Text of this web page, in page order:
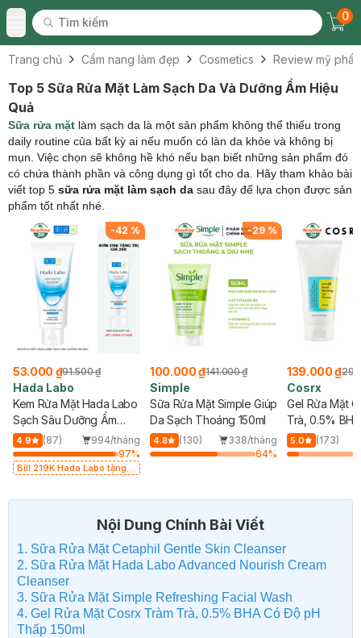
Toggle Menu
Tìm kiếm
Tìm kiếm
0
Trang chủ Cẩm nang làm đẹp Cosmetics Review mỹ
Top 5 Sữa Rửa Mặt Làm Sạch Da Và Dưỡng Ẩm Hiệu
Quả
Sữa rửa mặt làm sạch da là một sản phẩm không thể thiếu trong
daily routine của bất kỳ ai nếu muốn có làn da khỏe và không bị
mụn. Việc chọn sẽ không hề khó nếu bạn biết những sản phẩm đó
có chứa thành phần và công dụng gì tốt cho da. Hãy tham khảo bài
viết top 5 sữa rửa mặt làm sạch da sau đây để lựa chọn được sản
phẩm tốt nhất nhé.
-42 %
53.000 ₫91.500 ₫
Hada Labo
Kem Rửa Mặt Hada Labo
Sạch Sâu Dưỡng Ẩm
80g
4.9 (87)
994/tháng
97%
Bill 219K Hada Labo tặng
-29 %
100.000 ₫141.000 ₫
Simple
Sữa Rửa Mặt Simple Giúp
Da Sạch Thoáng 150ml
4.8 (130)
338/tháng
64%
139.000 ₫
Cosrx
Gel Rửa Mặt
Trà, 0.5%
Thấp 150ml
5.0 (173)
Nội Dung Chính Bài Viết
1. Sữa Rửa Mặt Cetaphil Gentle Skin Cleanser
2. Sữa Rửa Mặt Hada Labo Advanced Nourish Cream
Cleanser
3. Sữa Rửa Mặt Simple Refreshing Facial Wash
4. Gel Rửa Mặt Cosrx Tràm Trà, 0.5% BHA Có Độ pH
Thấp 150ml